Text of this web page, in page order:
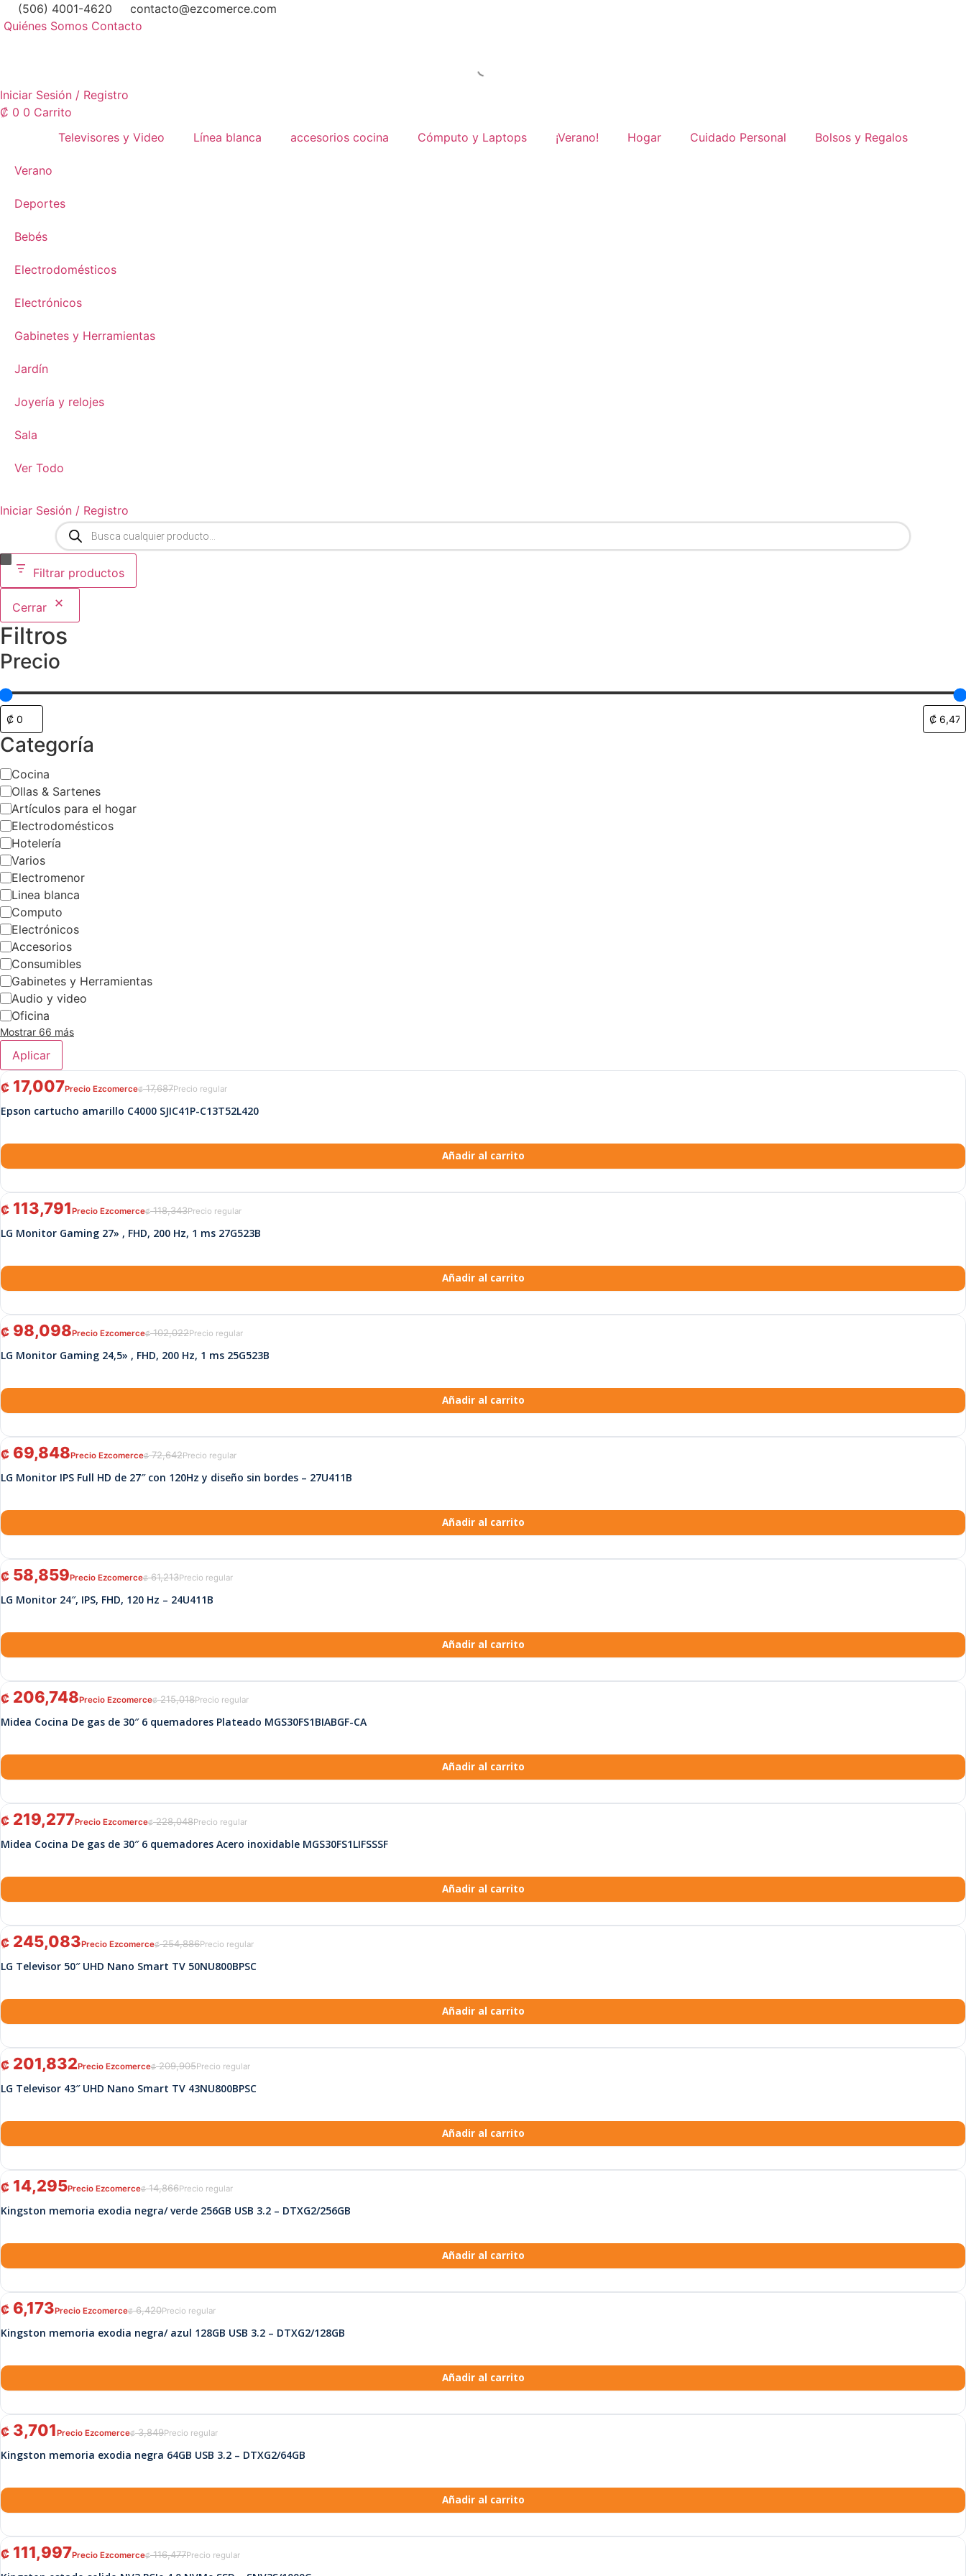
al
(506) 4001-4620
contacto@ezcomerce.com
Quiénes Somos Contacto
Iniciar Sesión / Registro
₡ 0 0 Carrito
Televisores y Video
Línea blanca accesorios cocina Cómputo y Laptops ¡Verano! Hogar Cuidado Personal Bolsos y Regalos
Verano
Deportes
Bebés
Electrodomésticos
Electrónicos
Gabinetes y Herramientas
Jardín
Joyería y relojes
Sala
Ver Todo
Iniciar Sesión / Registro
Búsqueda
de
productos
Filtrar productos
Cerrar
Filtros
Precio
Categoría
Categoría
Cocina
Ollas & Sartenes
Artículos para el hogar
Electrodomésticos
Hotelería
Varios
Electromenor
Linea blanca
Computo
Electrónicos
Accesorios
Consumibles
Gabinetes y Herramientas
Audio y video
Oficina
Mostrar 66 más
Aplicar
₡17,687
El precio original era: ₡ 17,687.
₡ 17,007
El precio actual es: ₡ 17,007.
Epson cartucho amarillo C4000 SJIC41P-C13T52L420
Añadir al carrito
₡118,343
El precio original era: ₡ 118,343.
₡ 113,791
El precio actual es: ₡ 113,791.
LG Monitor Gaming 27» , FHD, 200 Hz, 1 ms 27G523B
Añadir al carrito
₡102,022
El precio original era: ₡ 102,022.
₡ 98,098
El precio actual es: ₡ 98,098.
LG Monitor Gaming 24,5» , FHD, 200 Hz, 1 ms 25G523B
Añadir al carrito
₡72,642
El precio original era: ₡ 72,642.
₡ 69,848
El precio actual es: ₡ 69,848.
LG Monitor IPS Full HD de 27″ con 120Hz y diseño sin bordes – 27U411B
Añadir al carrito
₡61,213
El precio original era: ₡ 61,213.
₡ 58,859
El precio actual es: ₡ 58,859.
LG Monitor 24″, IPS, FHD, 120 Hz – 24U411B
Añadir al carrito
₡215,018
El precio original era: ₡ 215,018.
₡ 206,748
El precio actual es: ₡ 206,748.
Midea Cocina De gas de 30″ 6 quemadores Plateado MGS30FS1BIABGF-CA
Añadir al carrito
₡228,048
El precio original era: ₡ 228,048.
₡ 219,277
El precio actual es: ₡ 219,277.
Midea Cocina De gas de 30″ 6 quemadores Acero inoxidable MGS30FS1LIFSSSF
Añadir al carrito
₡254,886
El precio original era: ₡ 254,886.
₡ 245,083
El precio actual es: ₡ 245,083.
LG Televisor 50″ UHD Nano Smart TV 50NU800BPSC
Añadir al carrito
₡209,905
El precio original era: ₡ 209,905.
₡ 201,832
El precio actual es: ₡ 201,832.
LG Televisor 43″ UHD Nano Smart TV 43NU800BPSC
Añadir al carrito
₡14,866
El precio original era: ₡ 14,866.
₡ 14,295
El precio actual es: ₡ 14,295.
Kingston memoria exodia negra/ verde 256GB USB 3.2 – DTXG2/256GB
Añadir al carrito
₡6,420
El precio original era: ₡ 6,420.
₡ 6,173
El precio actual es: ₡ 6,173.
Kingston memoria exodia negra/ azul 128GB USB 3.2 – DTXG2/128GB
Añadir al carrito
₡3,849
El precio original era: ₡ 3,849.
₡ 3,701
El precio actual es: ₡ 3,701.
Kingston memoria exodia negra 64GB USB 3.2 – DTXG2/64GB
Añadir al carrito
₡116,477
El precio original era: ₡ 116,477.
₡ 111,997
El precio actual es: ₡ 111,997.